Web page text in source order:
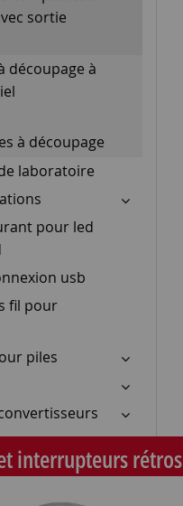
sortie
découpage à
à découpage
laboratoire
pour led
usb
fil pour
piles
interrupteurs rétros